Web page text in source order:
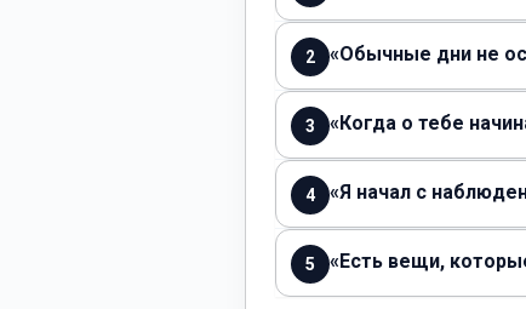
2 «Обычные дни не
3 «Когда о тебе
4 «Я начал с
5 «Есть вещи,